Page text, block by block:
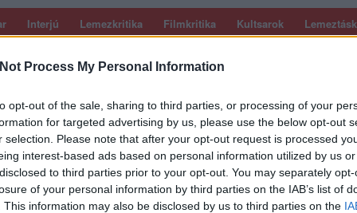
Process My Personal Information
opt-out of the sale, sharing to third parties, or processing of your
for targeted advertising by us, please use the below opt-out
selection. Please note that after your opt-out request is processed
interest-based ads based on personal information utilized by us
to third parties prior to your opt-out. You may separately
of your personal information by third parties on the IAB’s list of
This information may also be disclosed by us to third parties on the
Interjú Lemezkritika Filmkritika Kultsarok
PODCASTJAI ITT!
FRISS MAGYAR ZENÉK HETENTE!
SOROZATOK. 2005: EZ MENT HÚSZ ÉVE.
LEMEZEI 2018-BAN